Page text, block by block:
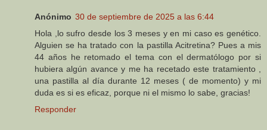
Anónimo 30 de septiembre de 2025 a las 6:44
Hola ,lo sufro desde los 3 meses y en mi caso es genético.
Alguien se ha tratado con la pastilla Acitretina? Pues a mis
44 años he retomado el tema con el dermatólogo por si
hubiera algún avance y me ha recetado este tratamiento ,
una pastilla al día durante 12 meses ( de momento) y mi
duda es si es eficaz, porque ni el mismo lo sabe, gracias!
Responder